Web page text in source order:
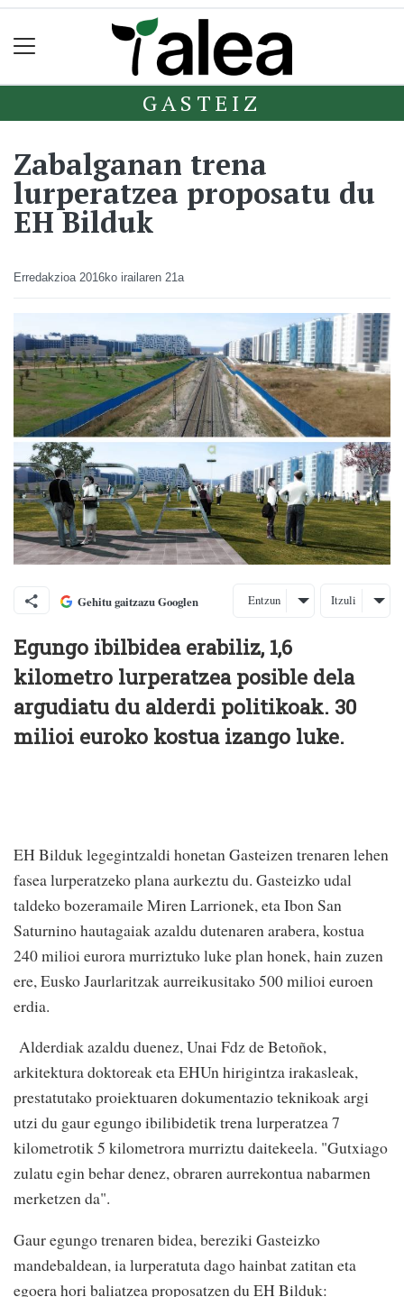
GASTEIZ
Zabalganan trena
lurperatzea proposatu du
EH Bilduk
Erredakzioa 2016ko irailaren 21a
Gehitu gaitzazu Googlen Entzun Itzuli
Egungo ibilbidea erabiliz, 1,6
kilometro lurperatzea posible dela
argudiatu du alderdi politikoak. 30
milioi euroko kostua izango luke.
EH Bilduk legegintzaldi honetan Gasteizen trenaren lehen
fasea lurperatzeko plana aurkeztu du. Gasteizko udal
taldeko bozeramaile Miren Larrionek, eta Ibon San
Saturnino hautagaiak azaldu dutenaren arabera, kostua
240 milioi eurora murriztuko luke plan honek, hain zuzen
ere, Eusko Jaurlaritzak aurreikusitako 500 milioi euroen
erdia.
Alderdiak azaldu duenez, Unai Fdz de Betoñok,
arkitektura doktoreak eta EHUn hirigintza irakasleak,
prestatutako proiektuaren dokumentazio teknikoak argi
utzi du gaur egungo ibilibidetik trena lurperatzea 7
kilometrotik 5 kilometrora murriztu daitekeela. "Gutxiago
zulatu egin behar denez, obraren aurrekontua nabarmen
merketzen da".
Gaur egungo trenaren bidea, bereziki Gasteizko
mandebaldean, ia lurperatuta dago hainbat zatitan eta
egoera hori baliatzea proposatzen du EH Bilduk: